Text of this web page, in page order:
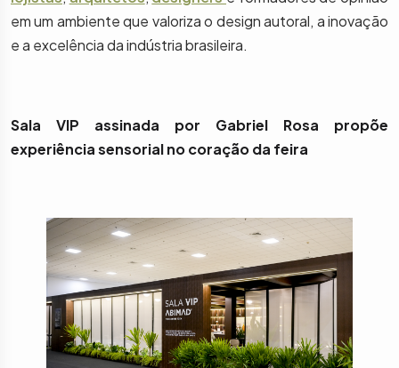
em um ambiente que valoriza o design autoral, a inovação
e a excelência da indústria brasileira.
Sala VIP assinada por Gabriel Rosa propõe
experiência sensorial no coração da feira